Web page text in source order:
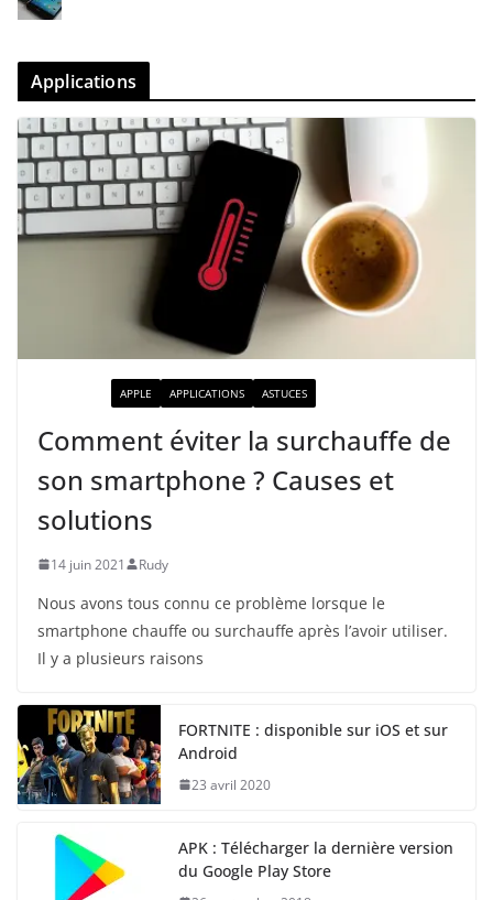
Applications
APPLE APPLICATIONS ASTUCES
Comment éviter la surchauffe de
son smartphone ? Causes et
solutions
14 juin 2021 Rudy
Nous avons tous connu ce problème lorsque le
smartphone chauffe ou surchauffe après l’avoir utiliser.
Il y a plusieurs raisons
FORTNITE : disponible sur iOS et sur
Android
23 avril 2020
APK : Télécharger la dernière version
du Google Play Store